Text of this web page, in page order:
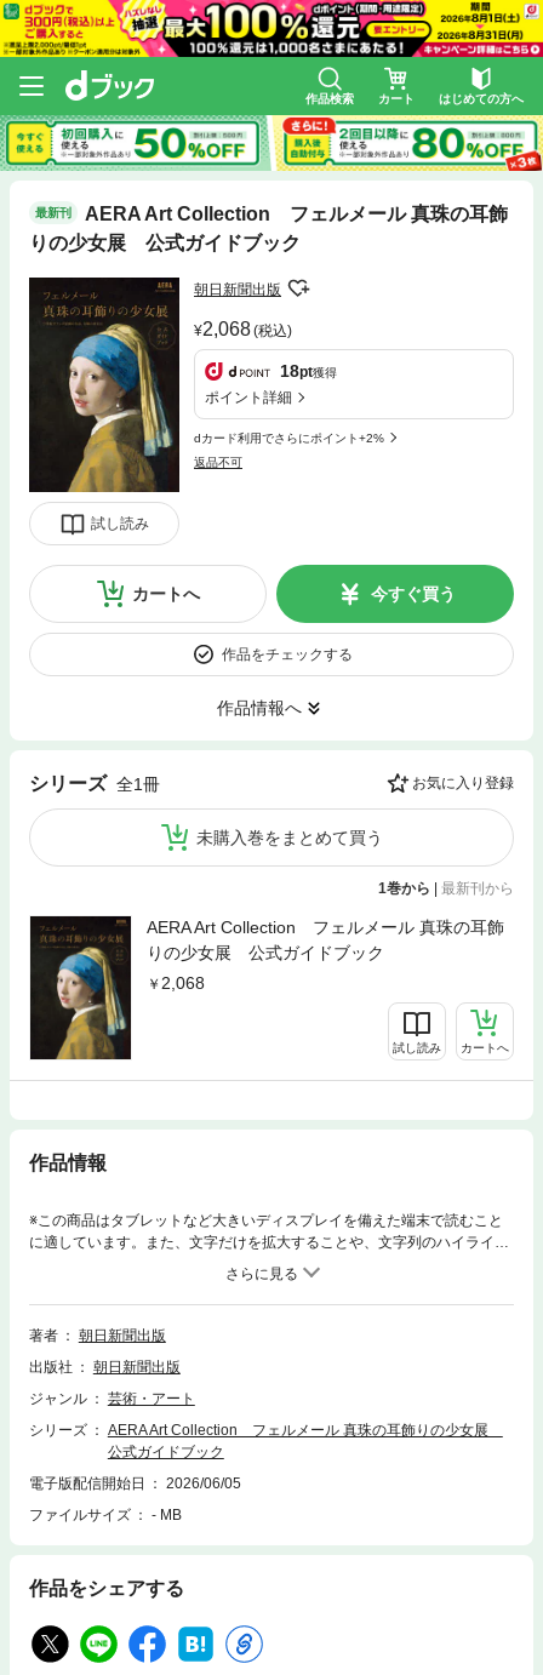
作品検索 カート はじめての方へ
最新刊
AERA Art Collection フェルメール 真珠の耳飾
りの少女展 公式ガイドブック
試し読み
朝日新聞出版
2,068(税込)
18pt獲得
ポイント詳細
dカード利用でさらにポイント+2%
返品不可
カートへ 今すぐ買う
作品をチェックする
作品情報へ
シリーズ 全1冊 お気に入り登録
未購入巻をまとめて買う
1巻から | 最新刊から
AERA Art Collection フェルメール 真珠の耳飾
りの少女展 公式ガイドブック
2,068
試し読み カートへ
作品情報
※この商品はタブレットなど大きいディスプレイを備えた端末で読むこと
に適しています。また、文字だけを拡大することや、文字列のハイライ
ト、検索、辞書の参照、引用などの機能が使用できません。17世紀オラン
ダの美術を代表する画家・フェルメールの名作《真珠の耳飾りの少女》の
来日が決定した！（2026年8月21日～9月27日、大阪中之島美術館）。オ
ールカラー96ページ「公式ガイドブック」を読めば、この奇跡的な美術展
者Cocomi 《真珠の耳飾りの少女》に似合うクラシック曲を教えてく
ださい！▽来日作品《真珠の耳飾りの少女》徹底解説これが最後の来日!?
も彼女の唇が閉じていたとしたら？魅力③「はい、ポーズ！」という指示
では描けない絵魅力④光の表現を検証魅力⑤「神の光」と「自然の光」魅
力⑥ 緑を重ねて背景を表現▽来日作品《ディアナとニンフたち》徹底解
ない！《デルフトの眺望》原寸大！ ▽フェルメールとモネの光の違い
フェルメールが生きた17世紀オランダとは？▽城壁に守られていた中世の
美しい気配を、永遠にとどめた名画 フェルメール《真珠の耳飾りの少
女》との対話▽謎多きフェルメール43年の人生 監修・青野純子（慶應
著者
朝日新聞出版
出版社
朝日新聞出版
ジャンル
芸術・アート
シリーズ
AERA Art Collection フェルメール 真珠の耳飾りの少女展
公式ガイドブック
電子版配信開始日
2026/06/05
ファイルサイズ
- MB
作品をシェアする